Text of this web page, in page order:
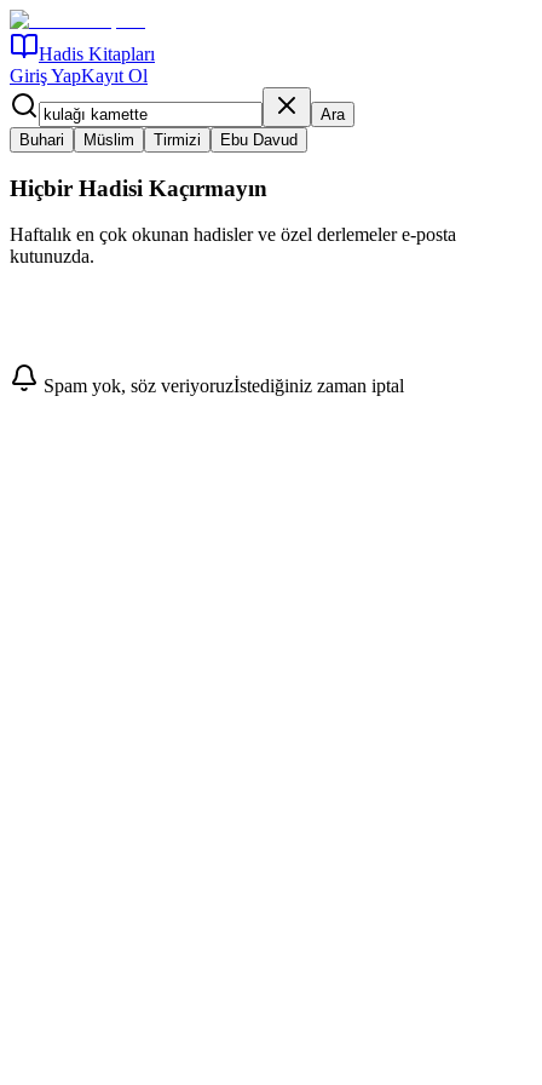
Hadis Kitapları
Giriş YapKayıt Ol
Ara
Buhari
Müslim Tirmizi Ebu Davud
Hiçbir Hadisi Kaçırmayın
Haftalık en çok okunan hadisler ve özel derlemeler e-posta
kutunuzda.
Abone Ol
Spam yok, söz veriyoruzİstediğiniz zaman iptal